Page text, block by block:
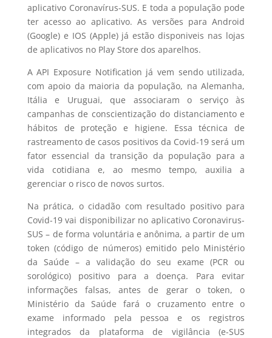
aplicativo Coronavírus-SUS. E toda a população pode
ter acesso ao aplicativo. As versões para Android
(Google) e IOS (Apple) já estão disponiveis nas lojas
de aplicativos no Play Store dos aparelhos.
A API Exposure Notification já vem sendo utilizada,
com apoio da maioria da população, na Alemanha,
Itália e Uruguai, que associaram o serviço às
campanhas de conscientização do distanciamento e
hábitos de proteção e higiene. Essa técnica de
rastreamento de casos positivos da Covid-19 será um
fator essencial da transição da população para a
vida cotidiana e, ao mesmo tempo, auxilia a
gerenciar o risco de novos surtos.
Na prática, o cidadão com resultado positivo para
Covid-19 vai disponibilizar no aplicativo Coronavirus-
SUS – de forma voluntária e anônima, a partir de um
token (código de números) emitido pelo Ministério
da Saúde – a validação do seu exame (PCR ou
sorológico) positivo para a doença. Para evitar
informações falsas, antes de gerar o token, o
Ministério da Saúde fará o cruzamento entre o
exame informado pela pessoa e os registros
integrados da plataforma de vigilância (e-SUS